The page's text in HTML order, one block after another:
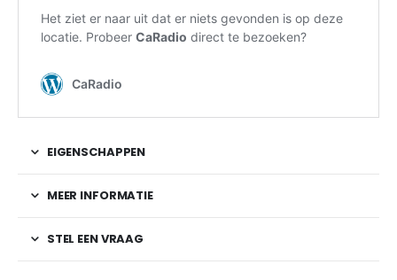
EIGENSCHAPPEN
MEER INFORMATIE
STEL EEN VRAAG